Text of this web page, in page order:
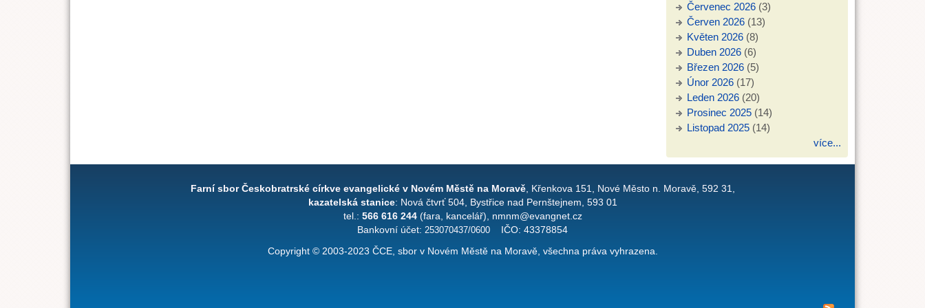
Červenec 2026 (3)
Červen 2026 (13)
Květen 2026 (8)
Duben 2026 (6)
Březen 2026 (5)
Únor 2026 (17)
Leden 2026 (20)
Prosinec 2025 (14)
Listopad 2025 (14)
více...
Farní sbor Českobratrské církve evangelické v Novém Městě na Moravě, Křenkova 151, Nové Město n. Moravě, 592 31,
kazatelská stanice: Nová čtvrť 504, Bystřice nad Pernštejnem, 593 01
tel.: 566 616 244(fara, kancelář), nmnm@evangnet.cz
Bankovní účet: 253070437/0600 IČO: 43378854
Copyright © 2003-2023 ČCE, sbor v Novém Městě na Moravě, všechna práva vyhrazena.